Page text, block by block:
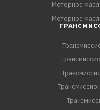
Моторное
Моторное